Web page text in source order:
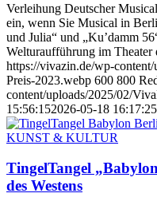
Verleihung Deutscher
ein, wenn Sie Musical in
und Julia“ und „Ku’damm
Welturaufführung im Theater
https://vivazin.de/wp-
Preis-2023.webp 600 800
content/uploads/2025/02/
15:56:152026-05-18 16:17:25
KUNST & KULTUR
TingelTangel
des Westens